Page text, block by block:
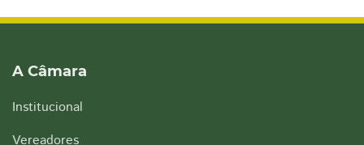
A Câmara
Institucional
Vereadores